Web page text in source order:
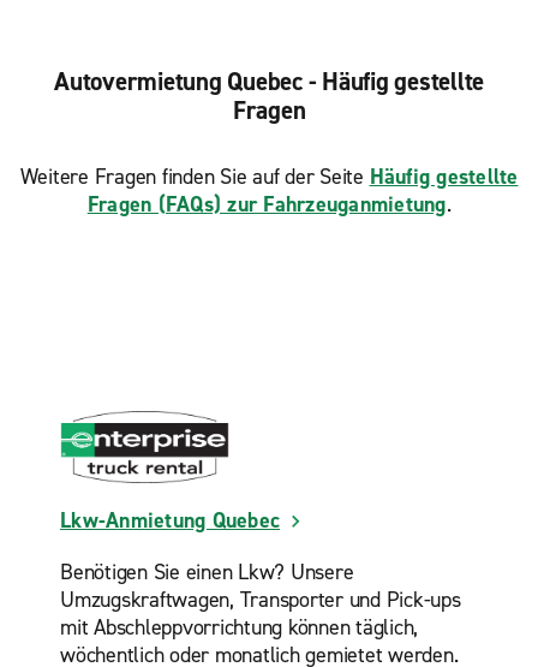
Autovermietung Quebec - Häufig gestellte
Fragen
Weitere Fragen finden Sie auf der Seite Häufig gestellte
Fragen (FAQs) zur Fahrzeuganmietung.
Lkw-Anmietung Quebec
Benötigen Sie einen Lkw? Unsere
Umzugskraftwagen, Transporter und Pick-ups
mit Abschleppvorrichtung können täglich,
wöchentlich oder monatlich gemietet werden.